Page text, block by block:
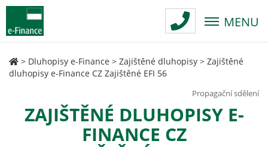
MENU
> Dluhopisy e-Finance > Zajištěné dluhopisy > Zajištěné
dluhopisy e-Finance CZ Zajištěné EFI 56
Propagační sdělení
ZAJIŠTĚNÉ DLUHOPISY E-
FINANCE CZ